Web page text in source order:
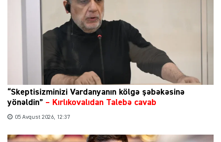
“Skeptisizminizi Vardanyanın kölgə şəbəkəsinə
yönəldin” – Kırlıkovalıdan Talebə cavab
05 Avqust 2026, 12:37